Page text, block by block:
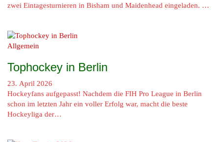
zwei Eintagesturnieren in Bisham und Maidenhead eingeladen. …
Allgemein
Tophockey in Berlin
23. April 2026
Hockeyfans aufgepasst! Nachdem die FIH Pro League in Berlin
schon im letzten Jahr ein voller Erfolg war, macht die beste
Hockeyliga der…